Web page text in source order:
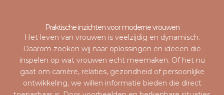
Praktische inzichten voor moderne vrouwen
Het leven van vrouwen is veelzijdig en dynamisch.
Daarom zoeken wij naar oplossingen en ideeën die
inspelen op wat vrouwen echt meemaken. Of het nu
gaat om carrière, relaties, gezondheid of persoonlijke
ontwikkeling, we willen informatie bieden die direct